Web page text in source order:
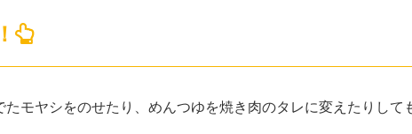
モヤシをのせたり、めんつゆを焼き肉のタレに変えたりして